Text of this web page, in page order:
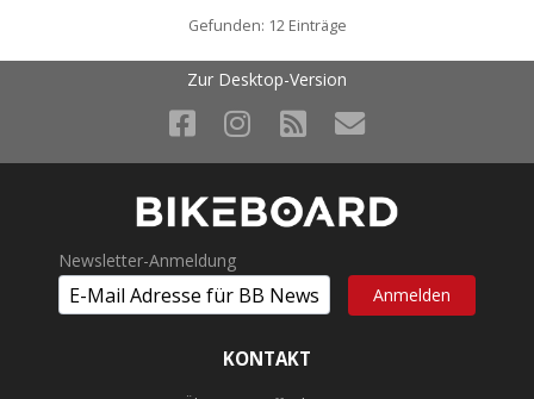
Gefunden: 12 Einträge
Zur Desktop-Version
Newsletter-Anmeldung
KONTAKT